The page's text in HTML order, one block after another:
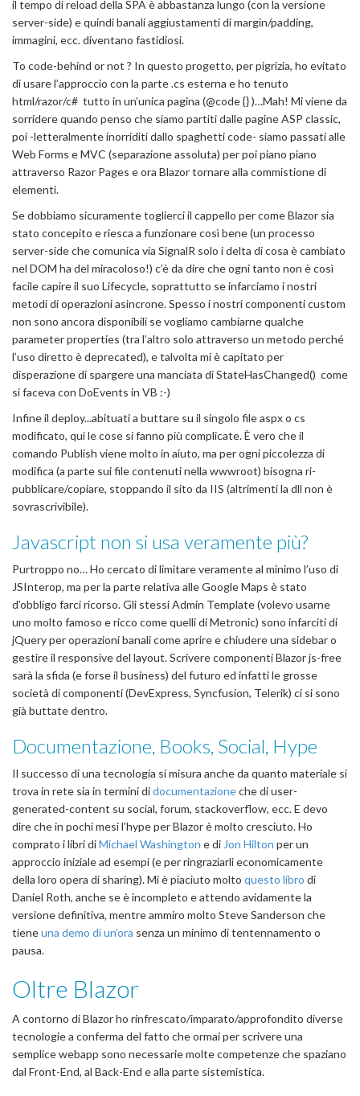
il tempo di reload della SPA è abbastanza lungo (con la versione
server-side) e quindi banali aggiustamenti di margin/padding,
immagini, ecc. diventano fastidiosi.
To code-behind or not ? In questo progetto, per pigrizia, ho evitato
di usare l’approccio con la parte .cs esterna e ho tenuto
html/razor/c# tutto in un’unica pagina (@code {} )…Mah! Mi viene da
sorridere quando penso che siamo partiti dalle pagine ASP classic,
poi -letteralmente inorriditi dallo spaghetti code- siamo passati alle
Web Forms e MVC (separazione assoluta) per poi piano piano
attraverso Razor Pages e ora Blazor tornare alla commistione di
elementi.
Se dobbiamo sicuramente toglierci il cappello per come Blazor sia
stato concepito e riesca a funzionare così bene (un processo
server-side che comunica via SignalR solo i delta di cosa è cambiato
nel DOM ha del miracoloso!) c’è da dire che ogni tanto non è così
facile capire il suo Lifecycle, soprattutto se infarciamo i nostri
metodi di operazioni asincrone. Spesso i nostri componenti custom
non sono ancora disponibili se vogliamo cambiarne qualche
parameter properties (tra l’altro solo attraverso un metodo perché
l’uso diretto è deprecated), e talvolta mi è capitato per
disperazione di spargere una manciata di StateHasChanged() come
si faceva con DoEvents in VB :-)
Infine il deploy...abituati a buttare su il singolo file aspx o cs
modificato, qui le cose si fanno più complicate. È vero che il
comando Publish viene molto in aiuto, ma per ogni piccolezza di
modifica (a parte sui file contenuti nella wwwroot) bisogna ri-
pubblicare/copiare, stoppando il sito da IIS (altrimenti la dll non è
sovrascrivibile).
Javascript non si usa veramente più?
Purtroppo no… Ho cercato di limitare veramente al minimo l’uso di
JSInterop, ma per la parte relativa alle Google Maps è stato
d’obbligo farci ricorso. Gli stessi Admin Template (volevo usarne
uno molto famoso e ricco come quelli di Metronic) sono infarciti di
jQuery per operazioni banali come aprire e chiudere una sidebar o
gestire il responsive del layout. Scrivere componenti Blazor js-free
sarà la sfida (e forse il business) del futuro ed infatti le grosse
società di componenti (DevExpress, Syncfusion, Telerik) ci si sono
già buttate dentro.
Documentazione, Books, Social, Hype
Il successo di una tecnologia si misura anche da quanto materiale si
trova in rete sia in termini didocumentazioneche di user-
generated-content su social, forum, stackoverflow, ecc. E devo
dire che in pochi mesi l’hype per Blazor è molto cresciuto. Ho
comprato i libri diMichael Washington e di Jon Hilton per un
approccio iniziale ad esempi (e per ringraziarli economicamente
della loro opera di sharing). Mi è piaciuto molto questo libro di
Daniel Roth, anche se è incompleto e attendo avidamente la
versione definitiva, mentre ammiro molto Steve Sanderson che
tieneuna demo di un’ora senza un minimo di tentennamento o
pausa.
Oltre Blazor
A contorno di Blazor ho rinfrescato/imparato/approfondito diverse
tecnologie a conferma del fatto che ormai per scrivere una
semplice webapp sono necessarie molte competenze che spaziano
dal Front-End, al Back-End e alla parte sistemistica.